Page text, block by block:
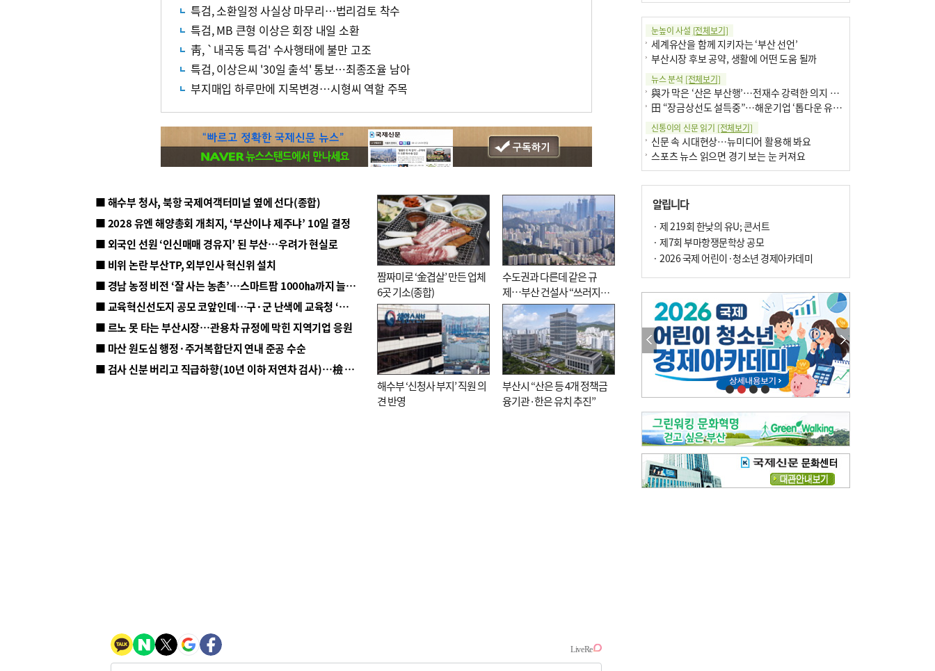
특검, 소환일정 사실상 마무리…법리검토 착수
특검, MB 큰형 이상은 회장 내일 소환
靑, `내곡동 특검' 수사행태에 불만 고조
특검, 이상은씨 '30일 출석' 통보…최종조율 남아
부지매입 하루만에 지목변경…시형씨 역할 주목
■ 해수부 청사, 북항 국제여객터미널 옆에 선다(종합)
■ 2028 유엔 해양총회 개최지, ‘부산이냐 제주냐’ 10일 결정
■ 외국인 선원 ‘인신매매 경유지’ 된 부산…우려가 현실로
■ 비위 논란 부산TP, 외부인사 혁신위 설치
■ 경남 농정 비전 ‘잘 사는 농촌’…스마트팜 1000㏊까지 늘린다
■ 교육혁신선도지 공모 코앞인데…구·군 난색에 교육청 ‘쩔쩔’
■ 르노 못 타는 부산시장…관용차 규정에 막힌 지역기업 응원
■ 마산 원도심 행정·주거복합단지 연내 준공 수순
■ 검사 신분 버리고 직급하향(10년 이하 저연차 검사)…檢 중수청행 기피
짬짜미로 ‘金겹살’ 만든 업체
6곳 기소(종합)
수도권과 다른데 같은 규
제…부산 건설사 “쓰러지기
직전”
해수부 ‘신청사 부지’ 직원 의
견 반영
부산시 “산은 등 4개 정책금
융기관·한은 유치 추진”
눈높이 사설 [전체보기]
세계유산을 함께 지키자는 ‘부산 선언’
부산시장 후보 공약, 생활에 어떤 도움 될까
뉴스 분석 [전체보기]
與가 막은 ‘산은 부산행’…전재수 강력한 의지 표명 없인 공염불
田 “장금상선도 설득중”…해운기업 ‘톱다운 유치전’ 가속
신통이의 신문 읽기 [전체보기]
신문 속 시대현상…뉴미디어 활용해 봐요
스포츠 뉴스 읽으면 경기 보는 눈 커져요
구·군 승진 축하화분 관행 없애자니 소상공인 울상
팩트체크[전체보기]
의령 한우산 털중나리
한 손 뉴스[전체보기]
시민이 개발한 폭염 대응 앱 ‘그늘로’ 길안내 지도 등 인기
골목 맛집 발굴 고메 셀렉션…부산시, 페스티벌 시월 연계
오늘의 날씨-[전체보기]
오늘의 날씨- 2026년 8월 7일
오늘의 날씨- 2026년 8월 6일
우리 결혼해요-[전체보기]
우리 결혼해요- 김홍윤·정세빈 커플
알립니다
· 제 219회 한낮의 유U; 콘서트
· 제7회 부마항쟁문학상 공모
· 2026 국제 어린이·청소년 경제아카데미